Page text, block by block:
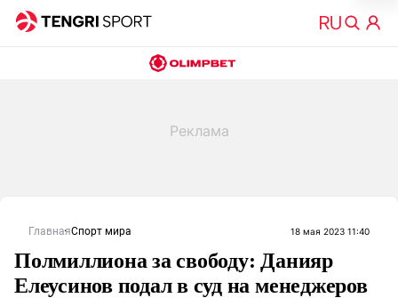
ГлавнаяСпорт мира 18 мая 2023 11:40
Полмиллиона за свободу: Данияр
Елеусинов подал в суд на менеджеров